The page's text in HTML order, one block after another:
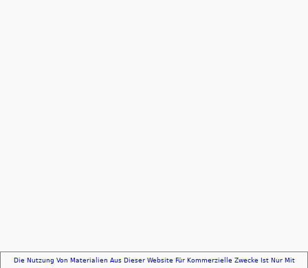
Die Nutzung Von Materialien Aus Dieser Website Für Kommerzielle Zwecke Ist Nur Mit